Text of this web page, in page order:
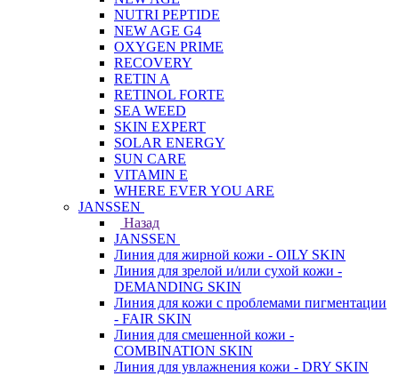
NUTRI PEPTIDE
NEW AGE G4
OXYGEN PRIME
RECOVERY
RETIN A
RETINOL FORTE
SEA WEED
SKIN EXPERT
SOLAR ENERGY
SUN CARE
VITAMIN E
WHERE EVER YOU ARE
JANSSEN
Назад
JANSSEN
Линия для жирной кожи - OILY SKIN
Линия для зрелой и/или сухой кожи -
DEMANDING SKIN
Линия для кожи с проблемами пигментации
- FAIR SKIN
Линия для смешенной кожи -
COMBINATION SKIN
Линия для увлажнения кожи - DRY SKIN